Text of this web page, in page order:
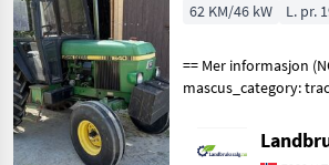
62 KM/46 kW L. pr.
== Mer informasjon
mascus_category:
number upon request:
See